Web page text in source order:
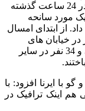
است. سرهنگ اسماعیلی یادآوری کرد: همدان در 24 ساعت گذشته
مورد سانحه
از ابتدای امسال
نفر در جاده‌های برون‌شهری، 38نفر در خیابان های
درون‌شهری، 20 نفر در معابر خاکی و روستایی و 34 نفر در سایر
با ایرنا افزود: با
هم اینک ترافیک در